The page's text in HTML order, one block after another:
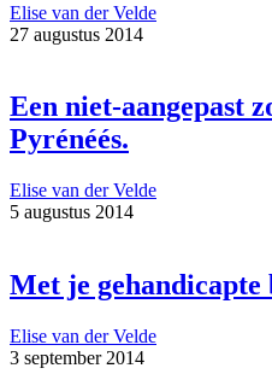
Elise van der Velde
27 augustus 2014
Een niet-aangepast
Pyrénéés.
Elise van der Velde
5 augustus 2014
Met je
Elise van der Velde
3 september 2014